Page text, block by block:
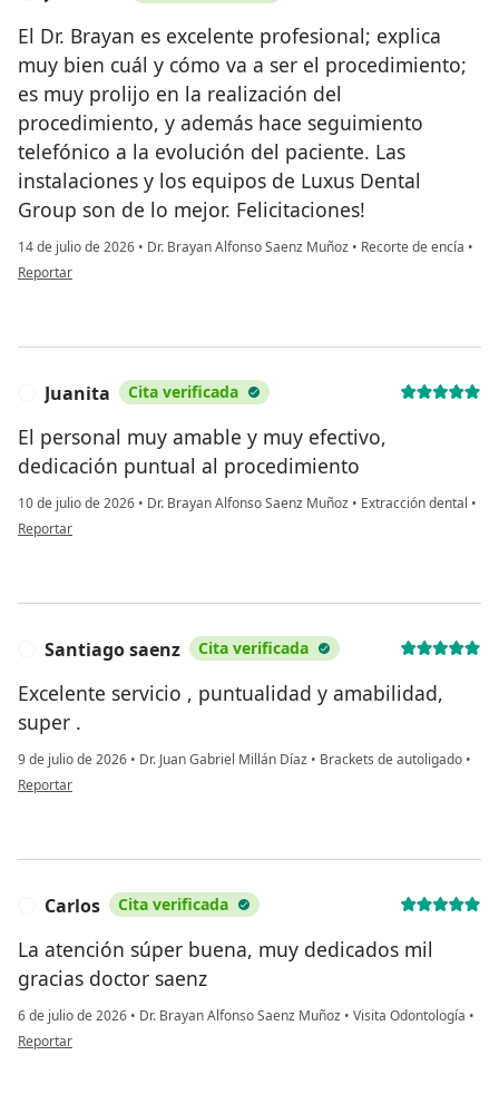
El Dr. Brayan es excelente profesional; explica
muy bien cuál y cómo va a ser el procedimiento;
es muy prolijo en la realización del
procedimiento, y además hace seguimiento
telefónico a la evolución del paciente. Las
instalaciones y los equipos de Luxus Dental
Group son de lo mejor. Felicitaciones!
14 de julio de 2026 • Dr. Brayan Alfonso Saenz Muñoz • Recorte de encía •
en opinión del usuario JORGE R.
Reportar
Juanita Cita verificada
El personal muy amable y muy efectivo,
dedicación puntual al procedimiento
10 de julio de 2026 • Dr. Brayan Alfonso Saenz Muñoz • Extracción dental •
en opinión del usuario Juanita
Reportar
Santiago saenz Cita verificada
Excelente servicio , puntualidad y amabilidad,
super .
9 de julio de 2026 • Dr. Juan Gabriel Millán Díaz • Brackets de autoligado •
en opinión del usuario Santiago saenz
Reportar
Carlos Cita verificada
La atención súper buena, muy dedicados mil
gracias doctor saenz
6 de julio de 2026 • Dr. Brayan Alfonso Saenz Muñoz • Visita Odontología •
en opinión del usuario Carlos
Reportar